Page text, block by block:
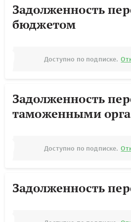
Задолженность
бюджетом
Доступно по подписке.
Задолженность
таможенными
Доступно по подписке.
Задолженность